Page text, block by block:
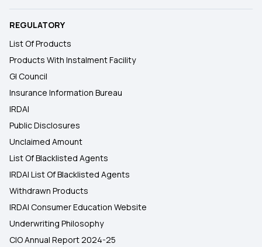
REGULATORY
List Of Products
Products With Instalment Facility
GI Council
Insurance Information Bureau
IRDAI
Public Disclosures
Unclaimed Amount
List Of Blacklisted Agents
IRDAI List Of Blacklisted Agents
Withdrawn Products
IRDAI Consumer Education Website
Underwriting Philosophy
CIO Annual Report 2024-25